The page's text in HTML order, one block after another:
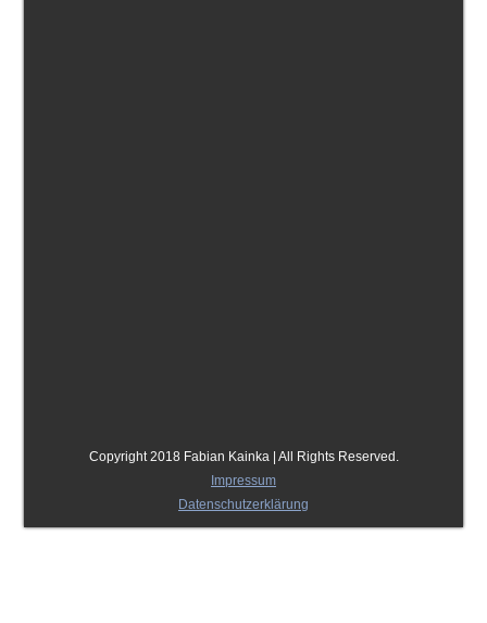
Copyright 2018 Fabian Kainka | All Rights Reserved.
Impressum
Datenschutzerklärung